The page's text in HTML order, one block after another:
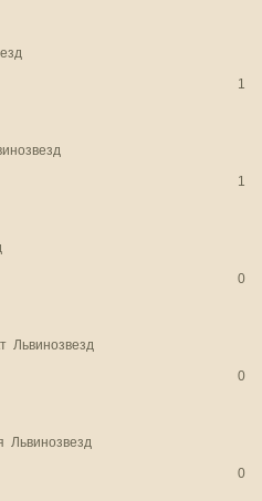
1
1
0
Львинозвезд
0
Львинозвезд
0